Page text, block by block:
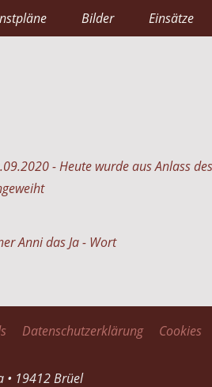
Bilder Einsätze
- Heute wurde aus Anlass
Anni das Ja - Wort
Datenschutzerklärung Cookies
• 19412 Brüel